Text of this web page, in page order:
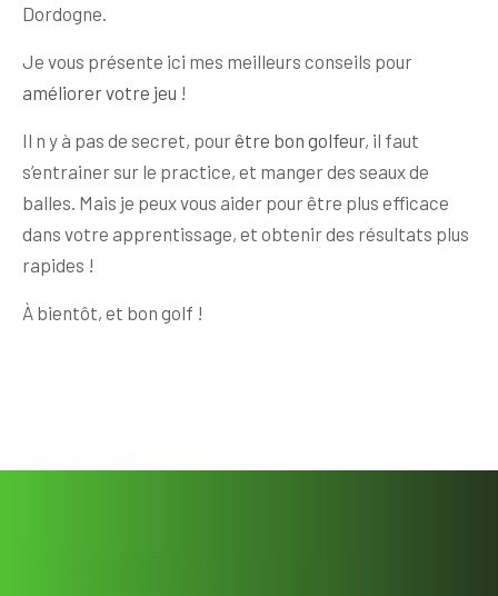
Dordogne.
Je vous présente ici mes meilleurs conseils pour
améliorer votre jeu !
Il n y à pas de secret, pourêtre bon golfeur, il faut
s’entrainer sur le practice, et manger des seaux de
balles. Mais je peux vous aider pour être plus efficace
dans votre apprentissage, et obtenir des résultats plus
rapides !
À bientôt, et bon golf !